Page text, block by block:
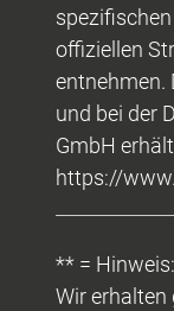
offiziellen
entnehmen.
und bei der
GmbH
https://
** =
Wir erhalten